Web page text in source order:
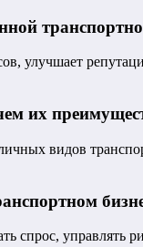
улучшает
их
видов
спрос, управлять